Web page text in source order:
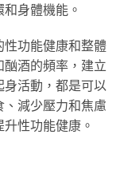
身體機能。
性功能健康和整體
酒的頻率，建立
活動，都是可以
減少壓力和焦慮
性功能健康。